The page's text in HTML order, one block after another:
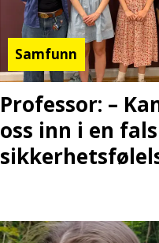
Samfunn
Professor: –
oss inn i en